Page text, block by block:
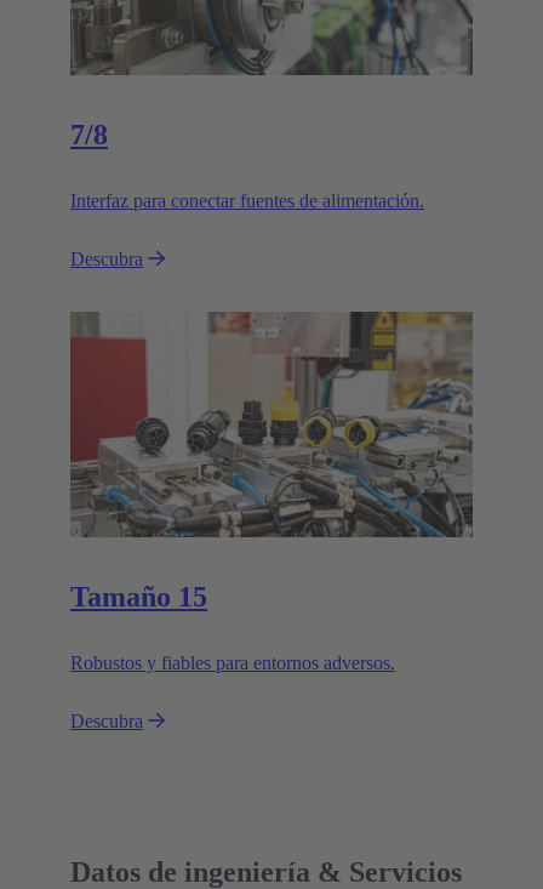
7/8
Interfaz para conectar fuentes de alimentación.
Descubra
Tamaño 15
Robustos y fiables para entornos adversos.
Descubra
Datos de ingeniería & Servicios